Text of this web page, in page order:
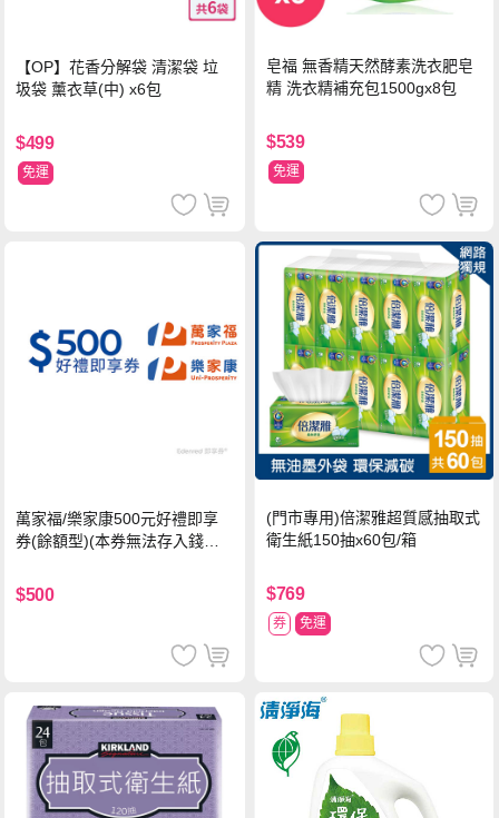
【OP】花香分解袋 清潔袋 垃
圾袋 薰衣草(中) x6包
$499
免運
皂福 無香精天然酵素洗衣肥皂
精 洗衣精補充包1500gx8包
$539
免運
萬家福/樂家康500元好禮即享
券(餘額型)(本券無法存入錢包
$500
(門市專用)倍潔雅超質感抽取式
衛生紙150抽x60包/箱
$769
券 免運